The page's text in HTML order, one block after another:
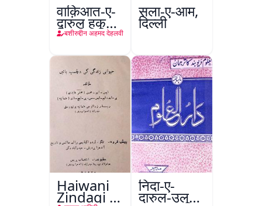
वाक़िआत-ए-
दारुल हुकूमत
दिल्ली
बशीरुद्दीन अहमद देहलवी
सला-ए-आम,
दिल्ली
Haiwani
Zindagi ki
निदा-ए-
दारुल-उलूम